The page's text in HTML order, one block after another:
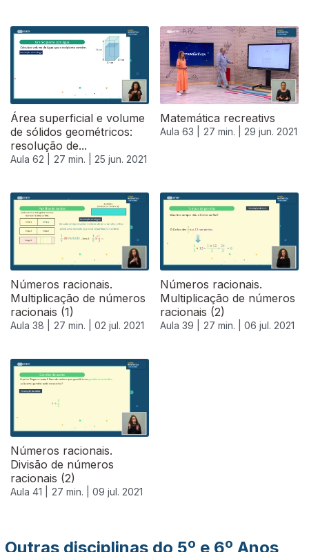
Área superficial e volume
de sólidos geométricos:
resolução de...
Aula 62 | 27 min. | 25 jun. 2021
Matemática recreativs
Aula 63 | 27 min. | 29 jun. 2021
Números racionais.
Multiplicação de números
racionais (1)
Aula 38 | 27 min. | 02 jul. 2021
Números racionais.
Multiplicação de números
racionais (2)
Aula 39 | 27 min. | 06 jul. 2021
Números racionais.
Divisão de números
racionais (2)
Aula 41 | 27 min. | 09 jul. 2021
556626
Outras disciplinas do 5º e 6º Anos